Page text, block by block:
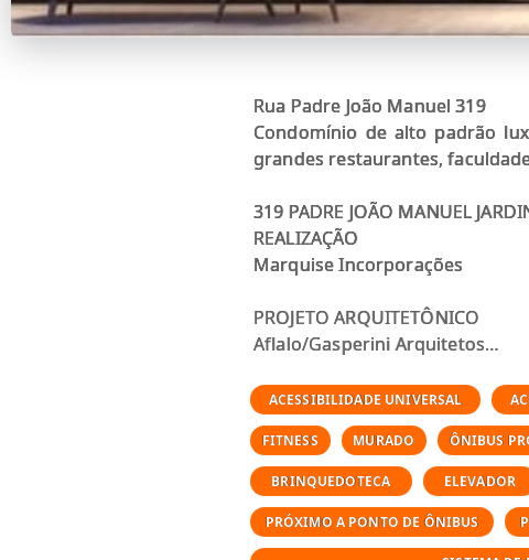
Rua Padre João Manuel 319
Condomínio de alto padrão
grandes restaurantes,
319 PADRE JOÃO MANUEL
REALIZAÇÃO
Marquise Incorporações
PROJETO ARQUITETÔNICO
Aflalo/Gasperini Arquitetos
PROJETO DE DECORAÇÃO
João Armentano Arquitetura
PROJETO PAISAGÍSTICO
Benedito Abbud Arquitetura
ACESSIBILIDADE UNIVERSAL
FITNESS MURADO ÔNIBUS
BRINQUEDOTECA ELEVADOR
PRÓXIMO A PONTO DE ÔNIBUS